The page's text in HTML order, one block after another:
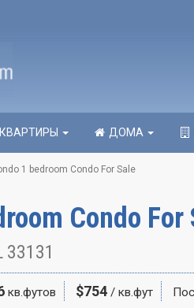
КВАРТИРЫ ДОМА
1 bedroom Condo For Sale
Condo For
33131
кв.футов $754 / кв.фут